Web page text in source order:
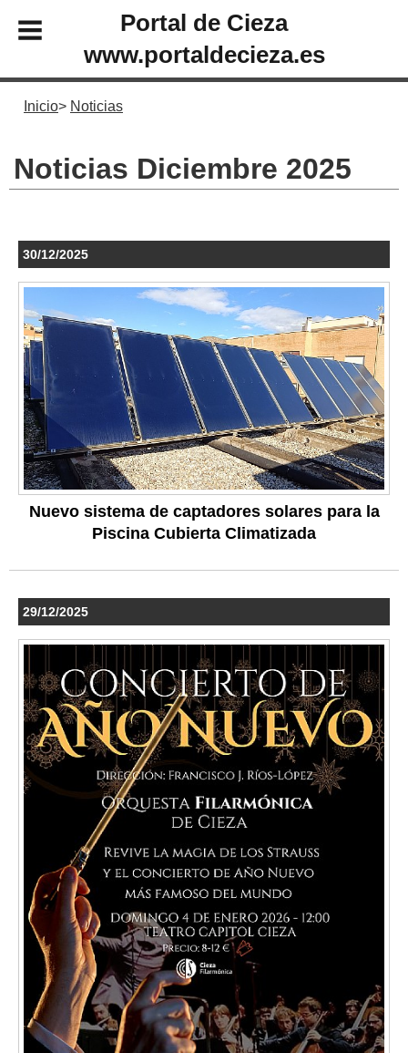
Portal de Cieza
www.portaldecieza.es
Inicio Noticias
Noticias Diciembre 2025
30/12/2025
Nuevo sistema de captadores solares para la
Piscina Cubierta Climatizada
29/12/2025